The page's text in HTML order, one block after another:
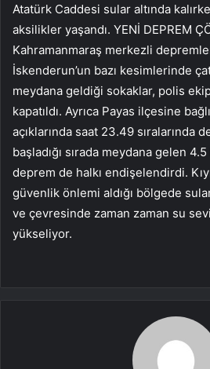
Atatürk Caddesi sular altında
aksilikler yaşandı. YENİ DEPREM
Kahramanmaraş merkezli
İskenderun’un bazı kesimlerinde
meydana geldiği sokaklar, polis
kapatıldı. Ayrıca Payas ilçesine
açıklarında saat 23.49 sıralarında
başladığı sırada meydana gelen
deprem de halkı endişelendirdi.
güvenlik önlemi aldığı bölgede
ve çevresinde zaman zaman su
yükseliyor.